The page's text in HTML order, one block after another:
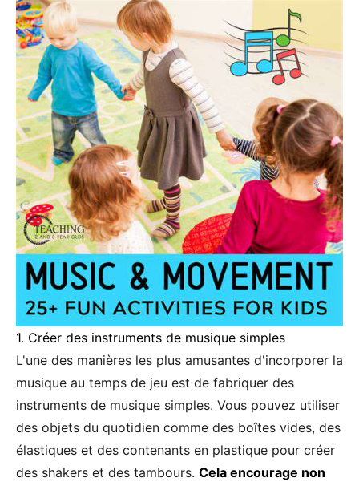
1. Créer des instruments de musique simples
L'une des manières les plus amusantes d'incorporer la
musique au temps de jeu est de fabriquer des
instruments de musique simples. Vous pouvez utiliser
des objets du quotidien comme des boîtes vides, des
élastiques et des contenants en plastique pour créer
des shakers et des tambours. Cela encourage non